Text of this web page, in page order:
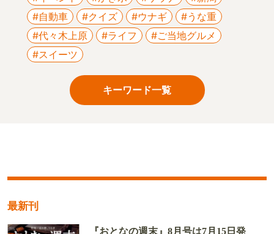
#自動車
#クイズ #ウナギ
#うな重
#代々木上原
#ライフ
#ご当地グルメ
#スイーツ
キーワード一覧
最新刊
『おとなの週末』8月号は7月15日発